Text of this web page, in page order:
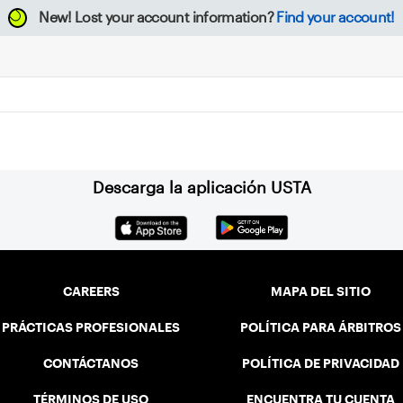
New! Lost your account information? Find your account!
Descarga la aplicación USTA
CAREERS
PRÁCTICAS PROFESIONALES
CONTÁCTANOS
TÉRMINOS DE USO
MAPA DEL SITIO
POLÍTICA PARA ÁRBITROS
POLÍTICA DE PRIVACIDAD
ENCUENTRA TU CUENTA